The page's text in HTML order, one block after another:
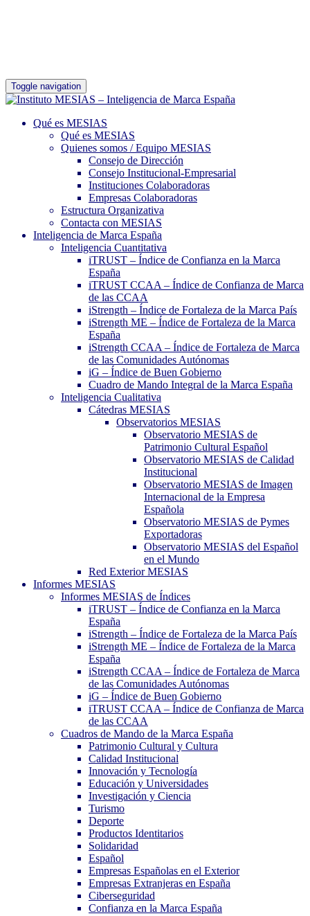
Toggle navigation
Qué es MESIAS
Qué es MESIAS
Quienes somos / Equipo MESIAS
Consejo de Dirección
Consejo Institucional-Empresarial
Instituciones Colaboradoras
Empresas Colaboradoras
Estructura Organizativa
Contacta con MESIAS
Inteligencia de Marca España
Inteligencia Cuantitativa
iTRUST – Índice de Confianza en la Marca
España
iTRUST CCAA – Índice de Confianza de Marca
de las CCAA
iStrength – Índice de Fortaleza de la Marca País
iStrength ME – Índice de Fortaleza de la Marca
España
iStrength CCAA – Índice de Fortaleza de Marca
de las Comunidades Autónomas
iG – Índice de Buen Gobierno
Cuadro de Mando Integral de la Marca España
Inteligencia Cualitativa
Cátedras MESIAS
Observatorios MESIAS
Observatorio MESIAS de
Patrimonio Cultural Español
Observatorio MESIAS de Calidad
Institucional
Observatorio MESIAS de Imagen
Internacional de la Empresa
Española
Observatorio MESIAS de Pymes
Exportadoras
Observatorio MESIAS del Español
en el Mundo
Red Exterior MESIAS
Informes MESIAS
Informes MESIAS de Índices
iTRUST – Índice de Confianza en la Marca
España
iStrength – Índice de Fortaleza de la Marca País
iStrength ME – Índice de Fortaleza de la Marca
España
iStrength CCAA – Índice de Fortaleza de Marca
de las Comunidades Autónomas
iG – Índice de Buen Gobierno
iTRUST CCAA – Índice de Confianza de Marca
de las CCAA
Cuadros de Mando de la Marca España
Patrimonio Cultural y Cultura
Calidad Institucional
Innovación y Tecnología
Educación y Universidades
Investigación y Ciencia
Turismo
Deporte
Productos Identitarios
Solidaridad
Español
Empresas Españolas en el Exterior
Empresas Extranjeras en España
Ciberseguridad
Confianza en la Marca España